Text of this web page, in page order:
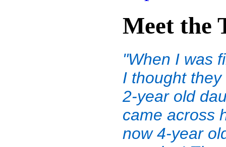
Meet the
"When I was
I thought
2-year old
came across
now 4-year